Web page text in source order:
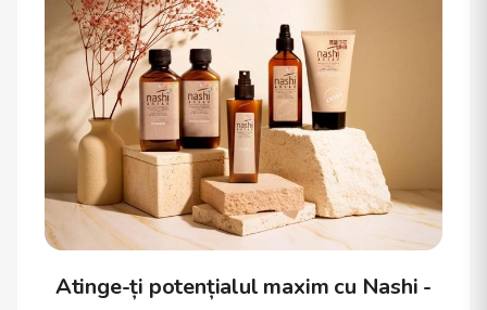
Atinge-ți potențialul maxim cu Nashi -